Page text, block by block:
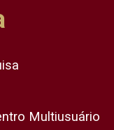
Multiusuário